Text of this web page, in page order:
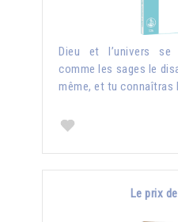
Dieu et l’univers se
comme les sages le
même, et tu connaîtras
Le prix